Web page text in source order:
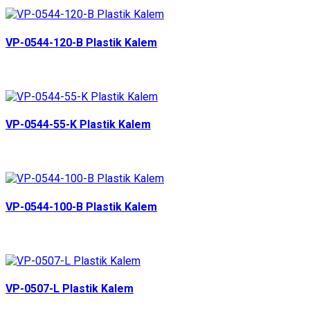
VP-0544-120-B Plastik Kalem
VP-0544-55-K Plastik Kalem
VP-0544-100-B Plastik Kalem
VP-0507-L Plastik Kalem